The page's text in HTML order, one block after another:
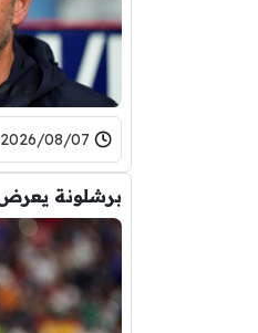
2026/08/07 - 12:51